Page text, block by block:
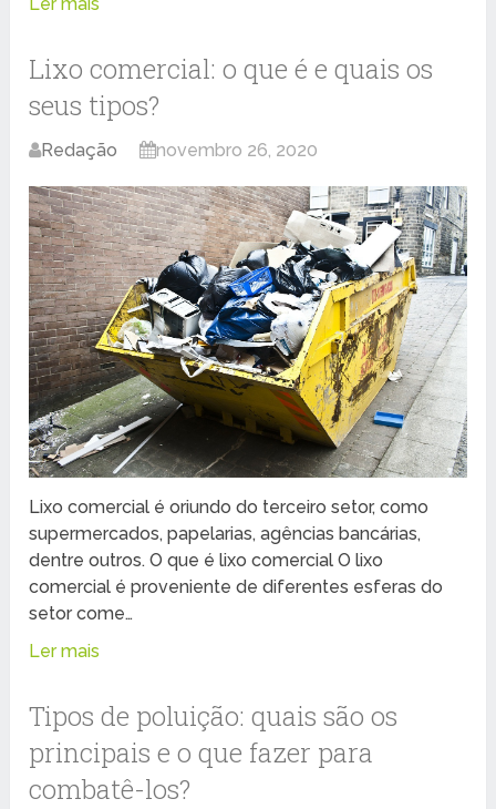
Lixo comercial: o que é e quais os
seus tipos?
Redação novembro 26, 2020
Lixo comercial é oriundo do terceiro setor, como
supermercados, papelarias, agências bancárias,
dentre outros. O que é lixo comercial O lixo
comercial é proveniente de diferentes esferas do
setor come…
Ler mais
Tipos de poluição: quais são os
principais e o que fazer para
combatê-los?